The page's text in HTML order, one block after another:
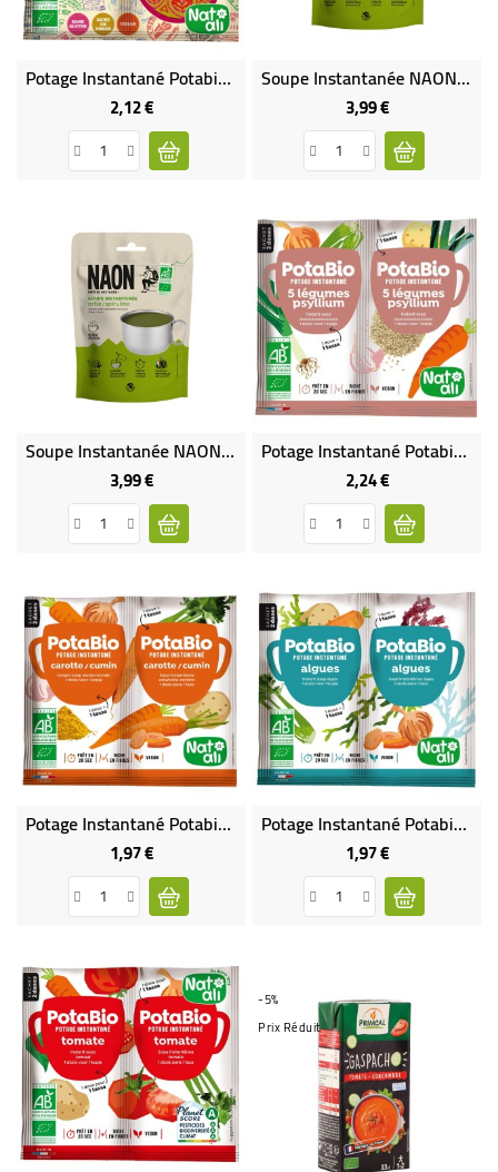
Potage Instantané Potabio Du Monde Indien BIO
2,12 €Prix
Soupe Instantanée NAON Carottes - Curcuma BIO
3,99 €Prix
Soupe Instantanée NAON Ortie - Spiruline BIO
3,99 €Prix
Potage Instantané Potabio 5 Légumes - Psyllium BIO
2,24 €Prix
Potage Instantané Potabio Carottes Cumin BIO
1,97 €Prix
Potage Instantané Potabio Algues BIO
1,97 €Prix
-5%
Prix Réduit